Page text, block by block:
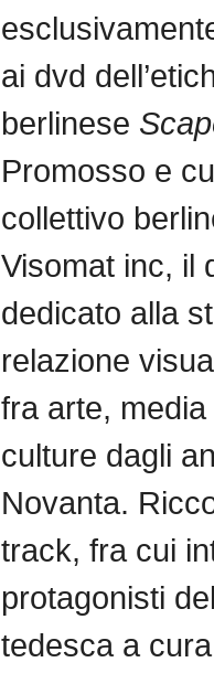
ai dvd
berlinese
Promosso e
collettivo
Visomat inc, il
dedicato alla
relazione
fra arte,
culture dagli
Novanta.
track, fra cui
protagonisti
tedesca a